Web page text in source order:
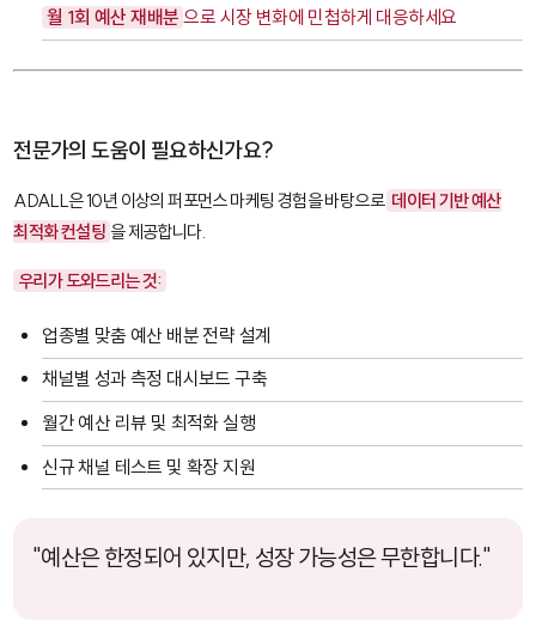
월 1회 예산 재배분 으로 시장 변화에 민첩하게 대응하세요
전문가의 도움이 필요하신가요?
ADALL은 10년 이상의 퍼포먼스 마케팅 경험을 바탕으로 데이터 기반 예산
최적화 컨설팅 을 제공합니다.
우리가 도와드리는 것:
업종별 맞춤 예산 배분 전략 설계
채널별 성과 측정 대시보드 구축
월간 예산 리뷰 및 최적화 실행
신규 채널 테스트 및 확장 지원
"예산은 한정되어 있지만, 성장 가능성은 무한합니다."